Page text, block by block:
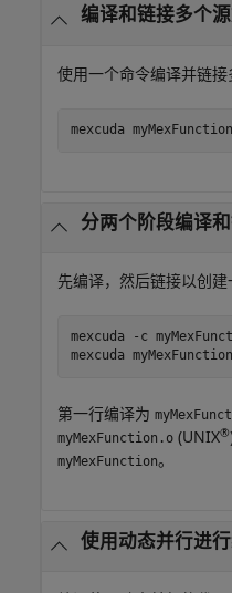
编译和链接多个
使用一个命令编译并链接
mexcuda
分两个阶段编译
先编译，然后链接以创建
mexcuda -c
mexcuda
第一行编译为
myMexFunction.o (UNIX®
myMexFunction。
使用动态并行进